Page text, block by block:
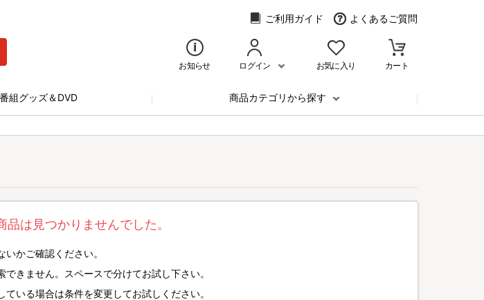
ご利用ガイド よくあるご質問
お知らせ ログイン お気に入り カート
組グッズ＆DVD 商品カテゴリから探す
は見つかりませんでした。
かご確認ください。
きません。スペースで分けてお試し下さい。
いる場合は条件を変更してお試しください。